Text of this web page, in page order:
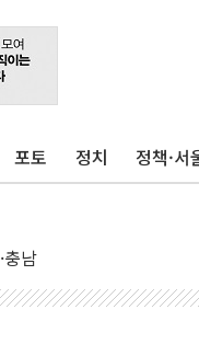
포토 정치 정책·서
충남